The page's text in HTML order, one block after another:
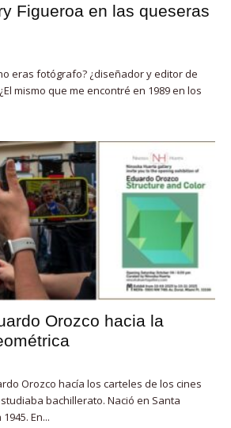
Figueroa en las queseras
no eras fotógrafo? ¿diseñador y editor de
mismo que me encontré en 1989 en los
Orozco hacia la
Orozco hacía los carteles de los cines
bachillerato. Nació en Santa
En...